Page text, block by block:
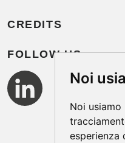
Noi
Noi
esperienza
CREDITS
FOLLOW US